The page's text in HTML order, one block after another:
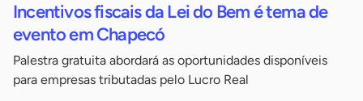
Incentivos fiscais da Lei do Bem é tema de
evento em Chapecó
Palestra gratuita abordará as oportunidades disponíveis
para empresas tributadas pelo Lucro Real